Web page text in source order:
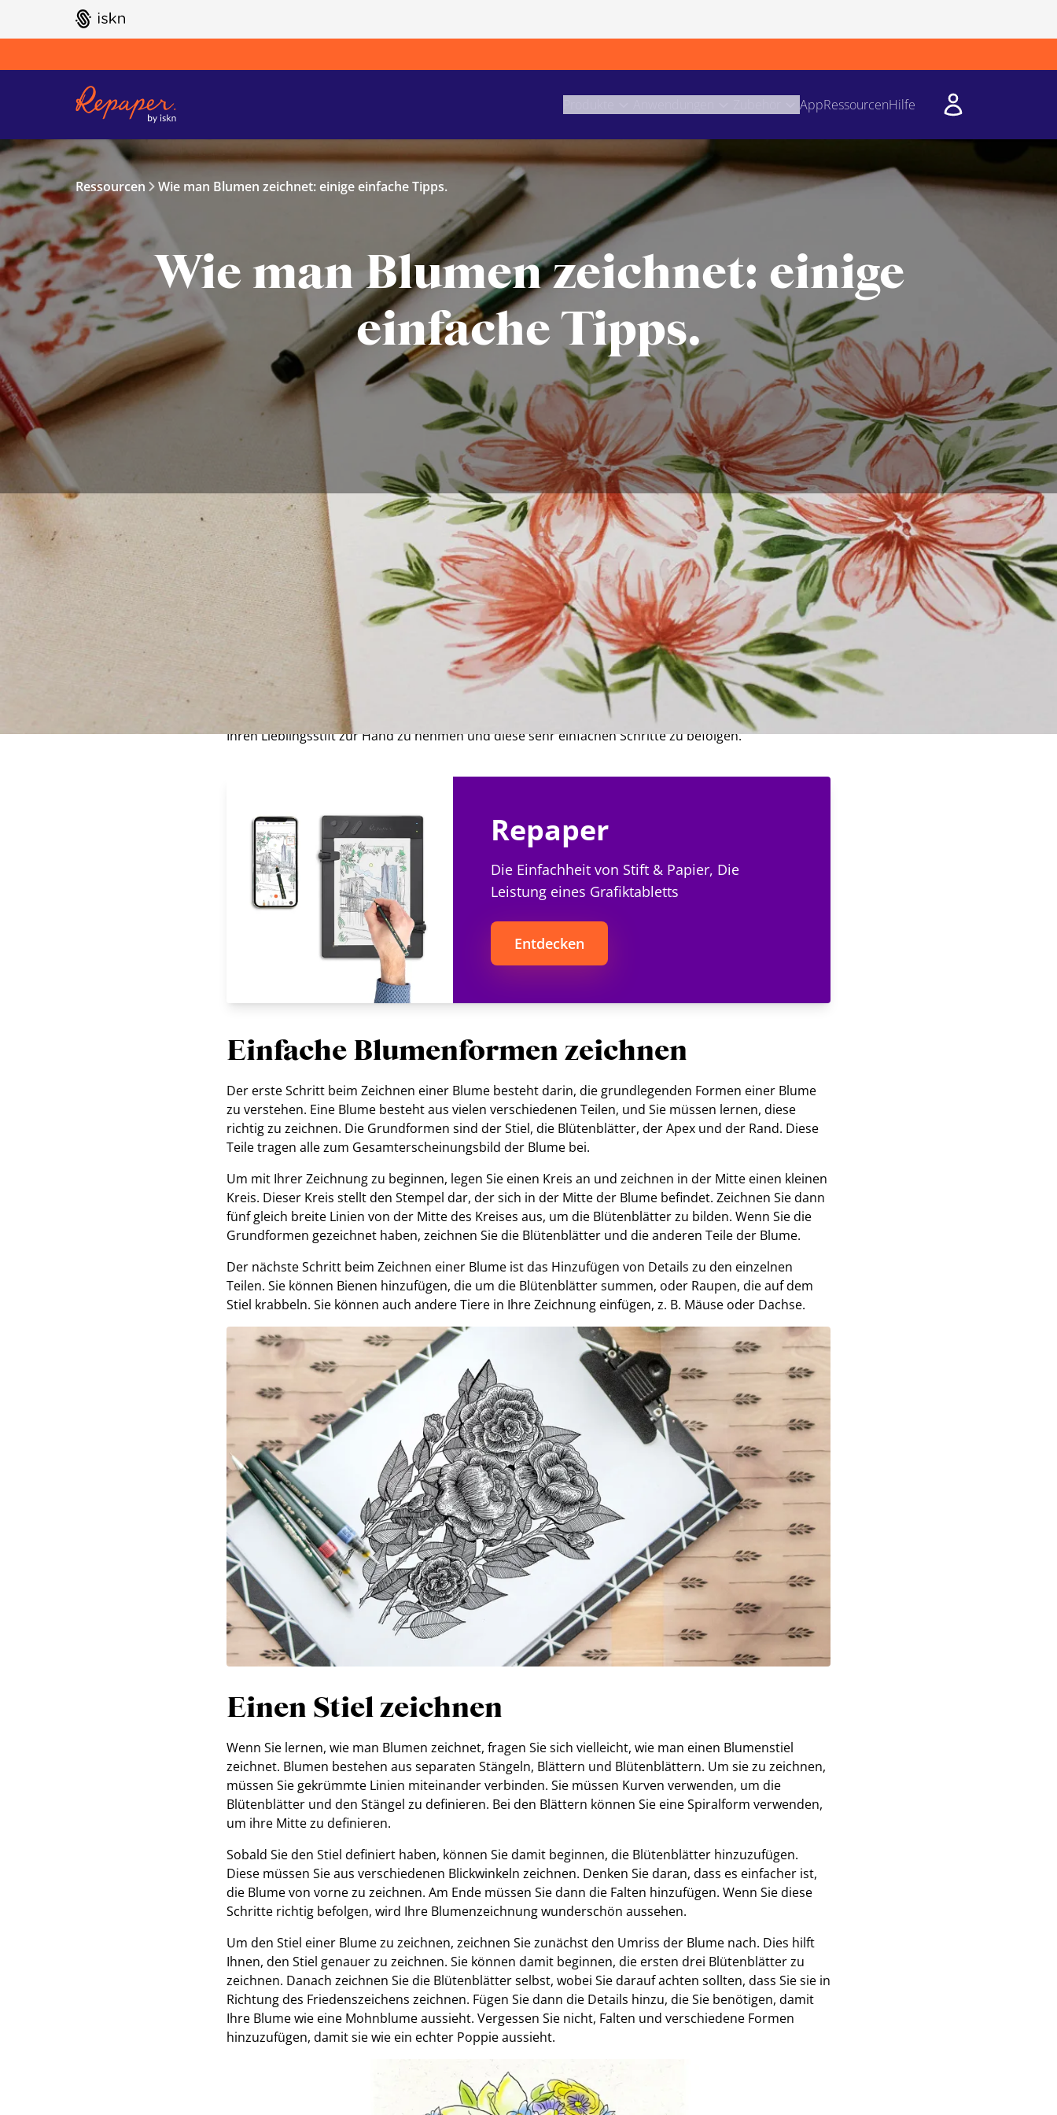
GO TO ISKN HOME
AppRessourcenHilfe
Ressourcen Wie man Blumen zeichnet: einige einfache Tipps.
Wie man Blumen zeichnet: einige
einfache Tipps.
Wenn Sie nach Tipps zum Zeichnen von Blumen suchen, sind Sie hier genau richtig. In diesem Artikel
geht es um die Grundlagen von Blumenformen und wie Sie Details hinzufügen können. Außerdem
erfahren Sie, wie Sie einen Blumenstrauß oder ein Banner mit Blumen gestalten können. Sie können
damit beginnen, einen allgemeinen Plan zu skizzieren, damit Sie wissen, wo die einzelnen Blumen und
ihre Seiten platziert werden sollen. Die Hauptblume sollte dem Betrachter zugewandt sein, und die
Seitenblumen sollten diesem Prinzip folgen. Jetzt ist es an der Zeit, Ihr Lieblings-Grafiktablett und
Ihren Lieblingsstift zur Hand zu nehmen und diese sehr einfachen Schritte zu befolgen.
Repaper
Die Einfachheit von Stift & Papier, Die
Leistung eines Grafiktabletts
Entdecken
Einfache Blumenformen zeichnen
Der erste Schritt beim Zeichnen einer Blume besteht darin, die grundlegenden Formen einer Blume
zu verstehen. Eine Blume besteht aus vielen verschiedenen Teilen, und Sie müssen lernen, diese
richtig zu zeichnen. Die Grundformen sind der Stiel, die Blütenblätter, der Apex und der Rand. Diese
Teile tragen alle zum Gesamterscheinungsbild der Blume bei.
Um mit Ihrer Zeichnung zu beginnen, legen Sie einen Kreis an und zeichnen in der Mitte einen kleinen
Kreis. Dieser Kreis stellt den Stempel dar, der sich in der Mitte der Blume befindet. Zeichnen Sie dann
fünf gleich breite Linien von der Mitte des Kreises aus, um die Blütenblätter zu bilden. Wenn Sie die
Grundformen gezeichnet haben, zeichnen Sie die Blütenblätter und die anderen Teile der Blume.
Der nächste Schritt beim Zeichnen einer Blume ist das Hinzufügen von Details zu den einzelnen
Teilen. Sie können Bienen hinzufügen, die um die Blütenblätter summen, oder Raupen, die auf dem
Stiel krabbeln. Sie können auch andere Tiere in Ihre Zeichnung einfügen, z. B. Mäuse oder Dachse.
Einen Stiel zeichnen
Wenn Sie lernen, wie man Blumen zeichnet, fragen Sie sich vielleicht, wie man einen Blumenstiel
zeichnet. Blumen bestehen aus separaten Stängeln, Blättern und Blütenblättern. Um sie zu zeichnen,
müssen Sie gekrümmte Linien miteinander verbinden. Sie müssen Kurven verwenden, um die
Blütenblätter und den Stängel zu definieren. Bei den Blättern können Sie eine Spiralform verwenden,
um ihre Mitte zu definieren.
Sobald Sie den Stiel definiert haben, können Sie damit beginnen, die Blütenblätter hinzuzufügen.
Diese müssen Sie aus verschiedenen Blickwinkeln zeichnen. Denken Sie daran, dass es einfacher ist,
die Blume von vorne zu zeichnen. Am Ende müssen Sie dann die Falten hinzufügen. Wenn Sie diese
Schritte richtig befolgen, wird Ihre Blumenzeichnung wunderschön aussehen.
Um den Stiel einer Blume zu zeichnen, zeichnen Sie zunächst den Umriss der Blume nach. Dies hilft
Ihnen, den Stiel genauer zu zeichnen. Sie können damit beginnen, die ersten drei Blütenblätter zu
zeichnen. Danach zeichnen Sie die Blütenblätter selbst, wobei Sie darauf achten sollten, dass Sie sie in
Richtung des Friedenszeichens zeichnen. Fügen Sie dann die Details hinzu, die Sie benötigen, damit
Ihre Blume wie eine Mohnblume aussieht. Vergessen Sie nicht, Falten und verschiedene Formen
hinzuzufügen, damit sie wie ein echter Poppie aussieht.